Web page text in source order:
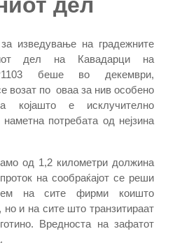
изведување на градежните
дел на Кавадарци на
беше во декември,
возат по оваа за нив особено
којашто е исклучително
потребата од нејзина
од 1,2 километри должина
на сообраќајот се реши
на сите фирми коишто
но и на сите што транзитираат
Вредноста на зафатот